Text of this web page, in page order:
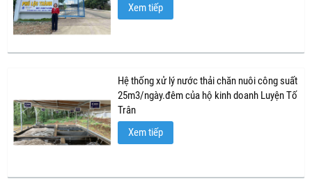
Xem tiếp
Hệ thống xử lý nước thải chăn nuôi công suất
25m3/ngày.đêm của hộ kinh doanh Luyện Tố
Trân
Xem tiếp